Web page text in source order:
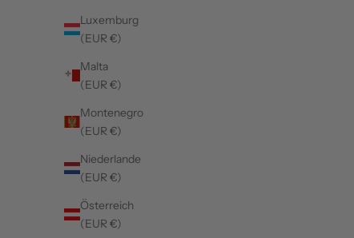
Luxemburg
(EUR €)
Malta
(EUR €)
Montenegro
(EUR €)
Niederlande
(EUR €)
Österreich
(EUR €)